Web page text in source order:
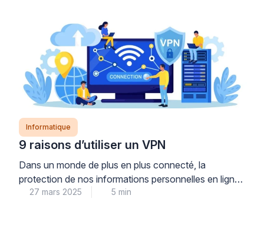
s’interrogent sur les alternatives possibles pour
gagner en performance et en autonomie.
Comprendre […]
Informatique
9 raisons d’utiliser un VPN
Dans un monde de plus en plus connecté, la
protection de nos informations personnelles en ligne
est devenue une priorité. L’utilisation d’un Réseau
27 mars 2025 5 min